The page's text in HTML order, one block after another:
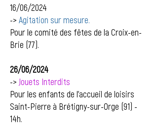
16/06/2024
-> Agitation sur mesure.
Pour le comité des fêtes de la Croix-en-
Brie (77).
26/06/2024
-> Jouets Interdits
Pour les enfants de l'accueil de loisirs
Saint-Pierre à Brétigny-sur-Orge (91) -
14h.